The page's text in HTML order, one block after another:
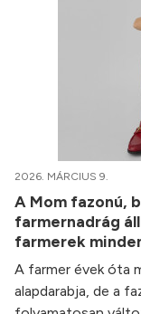
2026. MÁRCIUS 9.
A Mom fazonú,
farmernadrág
farmerek
A farmer évek óta
alapdarabja, de a